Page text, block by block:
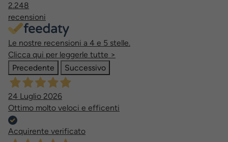
2.248
recensioni
Le nostre recensioni a 4 e 5 stelle.
Clicca qui per leggerle tutte >
Precedente
Successivo
24 Luglio 2026
Ottimo molto veloci e efficenti
Acquirente verificato